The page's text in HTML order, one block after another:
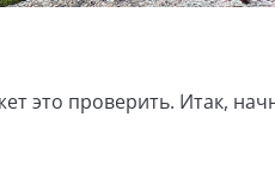
это проверить. Итак,